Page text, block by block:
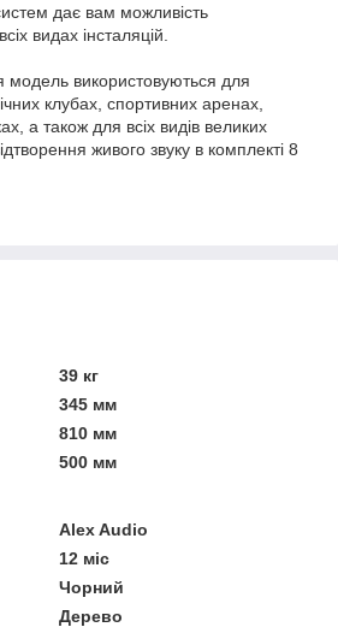
дає вам можливість
видах інсталяцій.
модель використовуються для
клубах, спортивних аренах,
а також для всіх видів великих
живого звуку в комплекті 8
39 кг
345 мм
810 мм
500 мм
Alex Audio
12 міс
Чорний
Дерево